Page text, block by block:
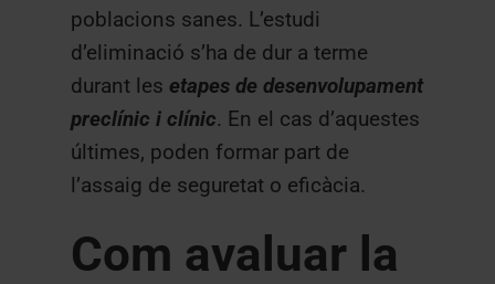
poblacions sanes. L’estudi
d’eliminació s’ha de dur a terme
durant les etapes de desenvolupament
preclínic i clínic. En el cas d’aquestes
últimes, poden formar part de
l’assaig de seguretat o eficàcia.
Com avaluar la